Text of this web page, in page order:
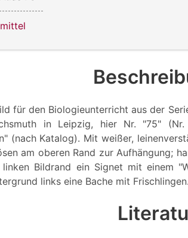
für den Biologieunterricht aus der
in Leipzig, hier Nr. "75"
(nach Katalog). Mit weißer,
am oberen Rand zur Aufhängung;
Bildrand ein Signet mit einem
links eine Bache mit Frischlingen.